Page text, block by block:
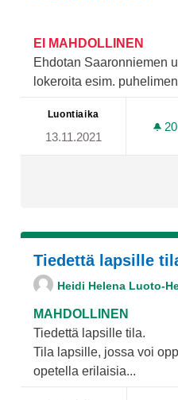
EI MAHDOLLINEN
Ehdotan Saaronniemen
lokeroita esim.
Luontiaika
13.11.2021
20
Tiedettä lapsille
Heidi Helena Luoto-
MAHDOLLINEN
Tiedettä lapsille tila.
Tila lapsille, jossa voi
opetella erilaisia...